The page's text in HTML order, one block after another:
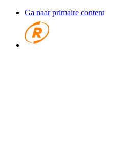
Ga naar primaire content